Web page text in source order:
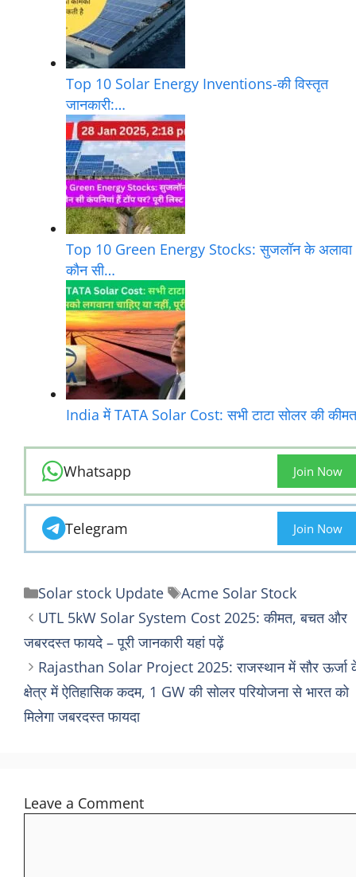
Top 10 Solar Energy Inventions-की विस्तृत
जानकारी:…
Top 10 Green Energy Stocks: सुजलॉन के अलावा
कौन सी…
India में TATA Solar Cost: सभी टाटा सोलर की
Whatsapp Join Now
Telegram Join Now
Categories
Solar stock Update Tags
Acme Solar Stock
UTL 5kW Solar System Cost 2025: कीमत, बचत और
जबरदस्त फायदे – पूरी जानकारी यहां पढ़ें
Rajasthan Solar Project 2025: राजस्थान में सौर ऊर्जा
क्षेत्र में ऐतिहासिक कदम, 1 GW की सोलर परियोजना से भारत को
मिलेगा जबरदस्त फायदा
Leave a Comment